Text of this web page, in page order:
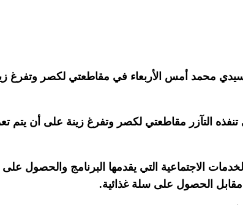
محمد أمس الأربعاء في مقاطعتي لكصر وتفرغ
تنفذه التآزر مقاطعتي لكصر وتفرغ زينة على أن
الاجتماعية التي يقدمها البرنامج والحصول على
الحصول على سلة غذائية.